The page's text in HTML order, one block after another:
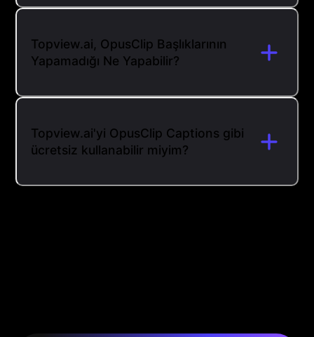
Topview.ai, OpusClip Başlıklarının
Yapamadığı Ne Yapabilir?
Topview.ai'yi OpusClip Captions gibi
ücretsiz kullanabilir miyim?